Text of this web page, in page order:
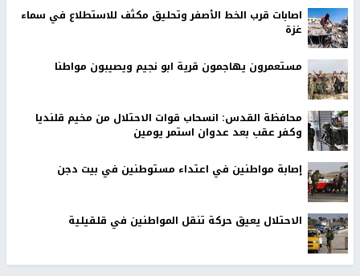
اصابات قرب الخط الأصفر وتحليق مكثف للاستطلاع في سماء
غزة
مستعمرون يهاجمون قرية ابو نجيم ويصيبون مواطنا
محافظة القدس: انسحاب قوات الاحتلال من مخيم قلنديا
وكفر عقب بعد عدوان استمر يومين
إصابة مواطنين في اعتداء مستوطنين في بيت دجن
الاحتلال يعيق حركة تنقل المواطنين في قلقيلية